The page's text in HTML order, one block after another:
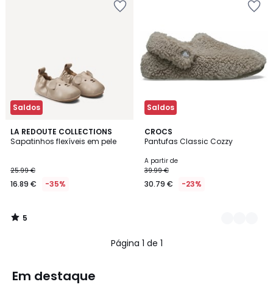
Saldos
LA REDOUTE COLLECTIONS
Sapatinhos flexíveis em pele
25.99 €
16.89 € -35%
5
/
5
/
Saldos
CROCS
Pantufas Classic Cozzy
A partir de
39.99 €
30.79 € -23%
2
Cores
Página 1 de 1
Em destaque